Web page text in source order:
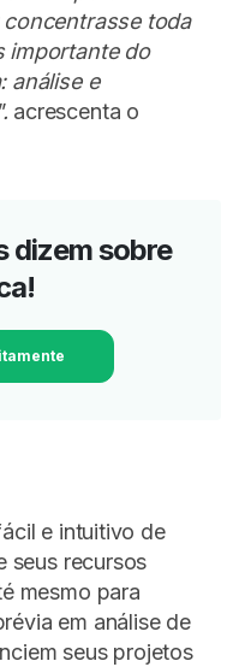
toda
importante do
análise e
acrescenta o
dizem sobre
e intuitivo de
seus recursos
mesmo para
em análise de
seus projetos